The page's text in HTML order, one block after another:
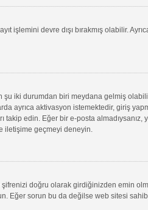
işlemini devre dışı bırakmış olabilir.
iki durumdan biri meydana gelmiş
ayrıca aktivasyon istemektedir, giriş
takip edin. Eğer bir e-posta
iletişime geçmeyi deneyin.
doğru olarak girdiğinizden emin
Eğer sorun bu da değilse web sitesi